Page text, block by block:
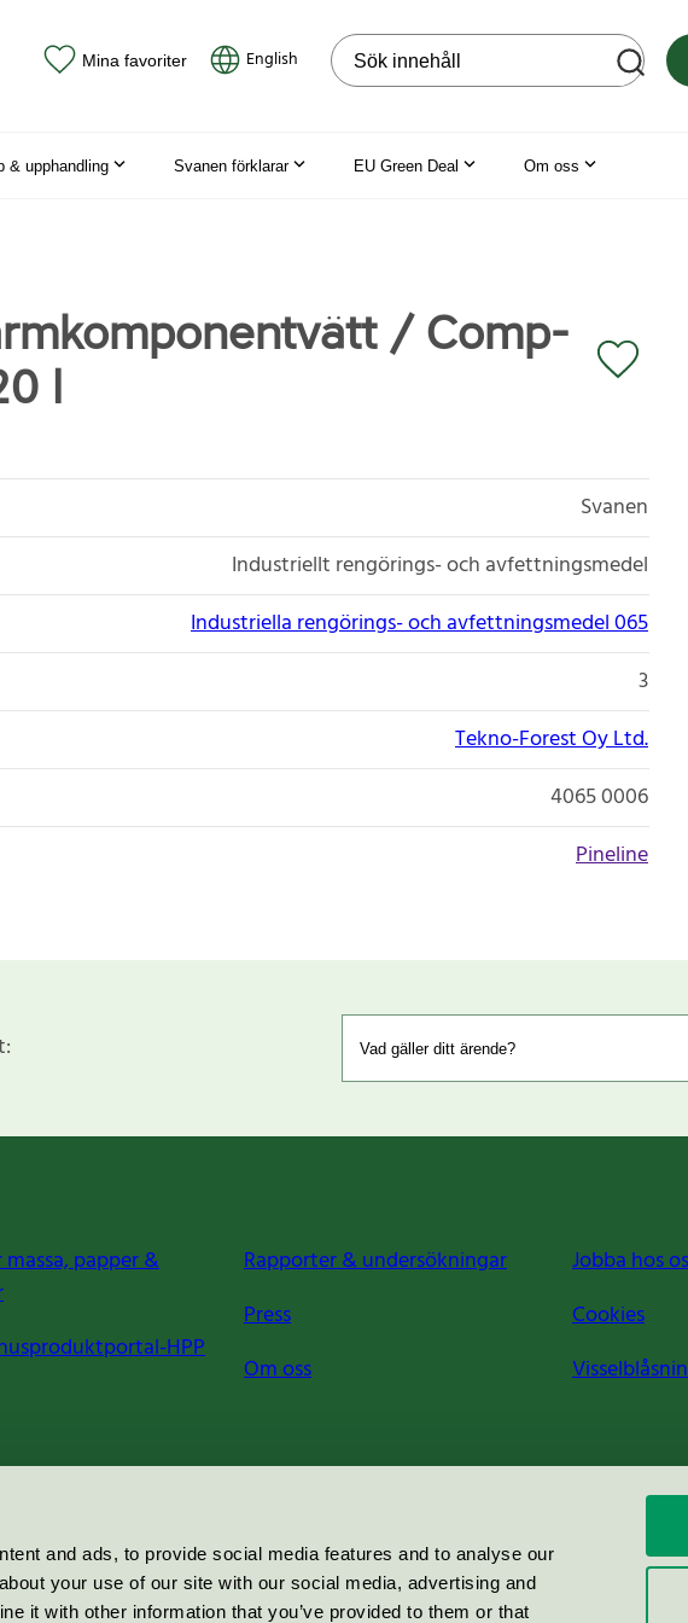
and ads, to provide social media features and to analyse our
your use of our site with our social media, advertising and
it with other information that you’ve provided to them or that
Mina favoriter English Sök på webbplatsen
& upphandling Svanen förklarar EU Green Deal Om oss
/ Comp-
l
Svanen
Industriellt rengörings- och avfettningsmedel
Industriella rengörings- och avfettningsmedel 065
3
Tekno-Forest Oy Ltd.
4065 0006
Pineline
papper &
HPP
Rapporter & undersökningar
Press
Om oss
Jobba hos
Cookies